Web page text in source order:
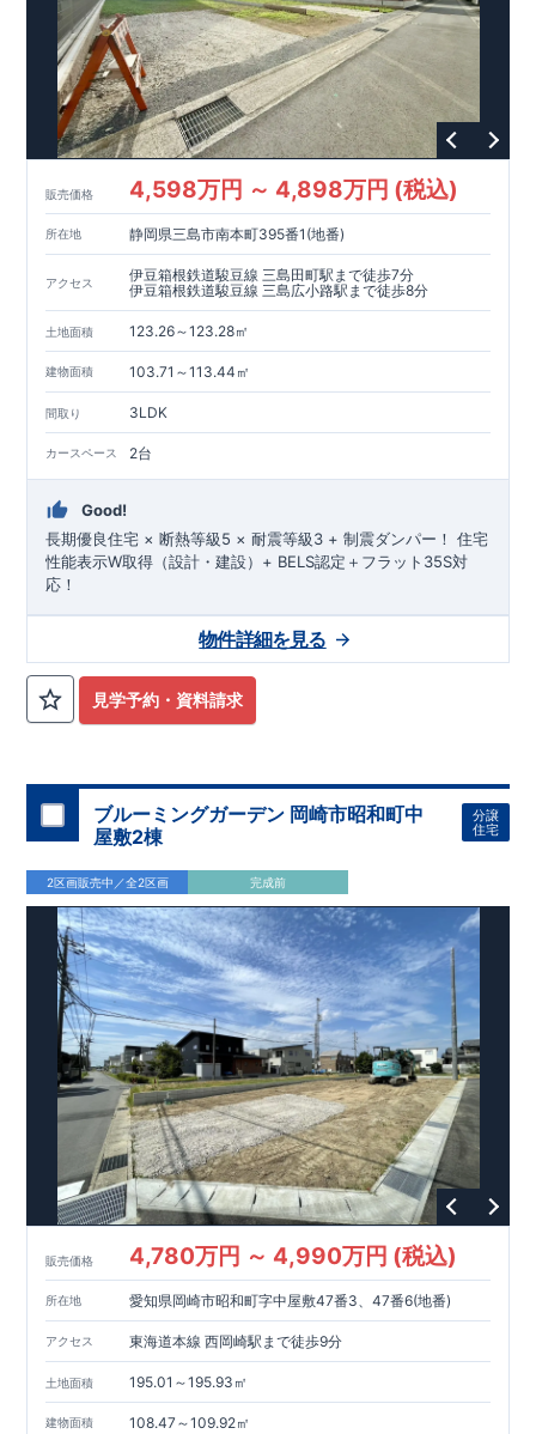
販売価格 4,598万円 ～ 4,898万円 (税込)
所在地 静岡県三島市南本町395番1(地番)
アクセス
伊豆箱根鉄道駿豆線 三島田町駅まで徒歩7分
伊豆箱根鉄道駿豆線 三島広小路駅まで徒歩8分
土地面積 123.26～123.28㎡
建物面積 103.71～113.44㎡
間取り 3LDK
カースペース 2台
Good!
長期優良住宅 × 断熱等級5 × 耐震等級3 + 制震ダンパー！ 住宅
性能表示W取得（設計・建設）+ BELS認定＋フラット35S対
応！
見学予約・資料請求
物件詳細を見る
ブルーミングガーデン 岡崎市昭和町中
屋敷2棟
分譲
住宅
2区画販売中／全2区画 完成前
販売価格 4,780万円 ～ 4,990万円 (税込)
所在地 愛知県岡崎市昭和町字中屋敷47番3、47番6(地番)
アクセス 東海道本線 西岡崎駅まで徒歩9分
土地面積 195.01～195.93㎡
建物面積 108.47～109.92㎡